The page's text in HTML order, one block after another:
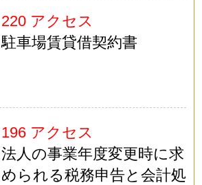
220 アクセス
駐車場賃貸借契約書
196 アクセス
法人の事業年度変更時に求
められる税務申告と会計処